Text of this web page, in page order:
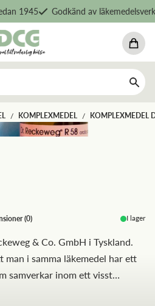
1945 Godkänd av
/ KOMPLEXMEDEL / KOMPLEXMEDEL
(0) I lager
& Co. GmbH i Tyskland.
man i samma läkemedel har ett
samverkar inom ett visst